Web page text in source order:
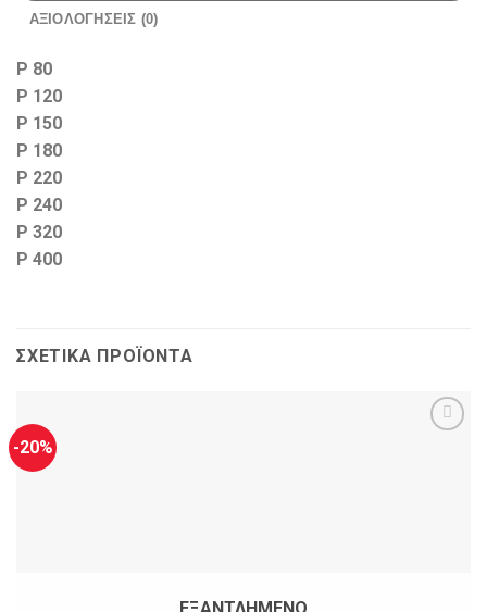
ΑΞΙΟΛΟΓΉΣΕΙΣ (0)
P 80
P 120
P 150
P 180
P 220
P 240
P 320
P 400
ΣΧΕΤΙΚΆ ΠΡΟΪΌΝΤΑ
-20%